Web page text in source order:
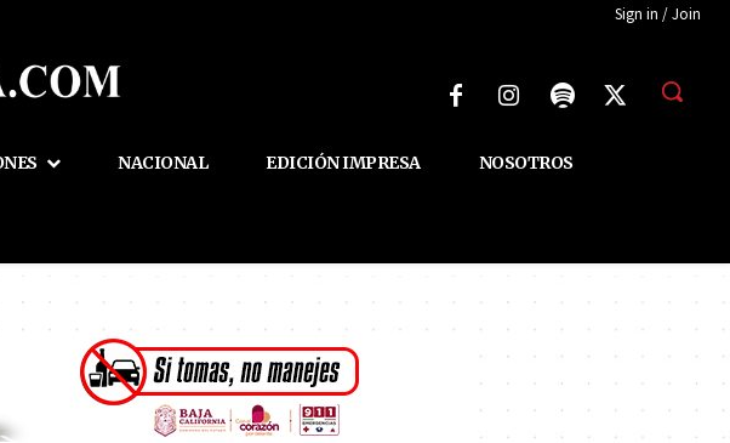
Sign in / Join
NACIONAL EDICIÓN IMPRESA NOSOTROS